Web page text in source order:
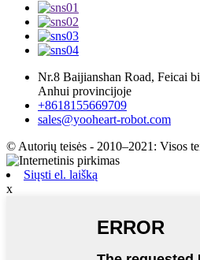
Nr.8 Baijianshan Road, Feicai
Anhui provincijoje
+8618155669709
sales@yooheart-robot.com
© Autorių teisės - 2010–2021: Visos
Siųsti el. laišką
x